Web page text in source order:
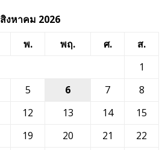
สิงหาคม 2026
พ. พฤ. ศ.
ส.
1
5 6 7
8
12 13 14
15
19 20 21 22